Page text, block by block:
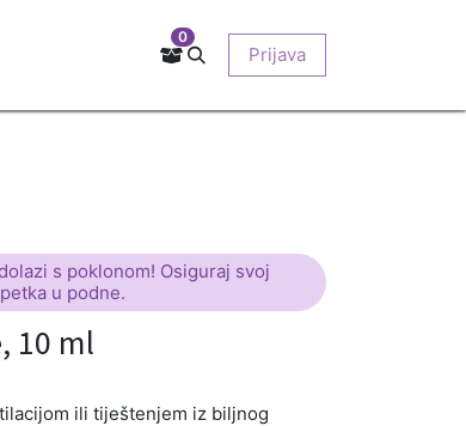
Prodajna mjesta EU-projekti
0
Prijava
s poklonom! Osiguraj svoj
u podne.
10 ml
ili tiještenjem iz biljnog